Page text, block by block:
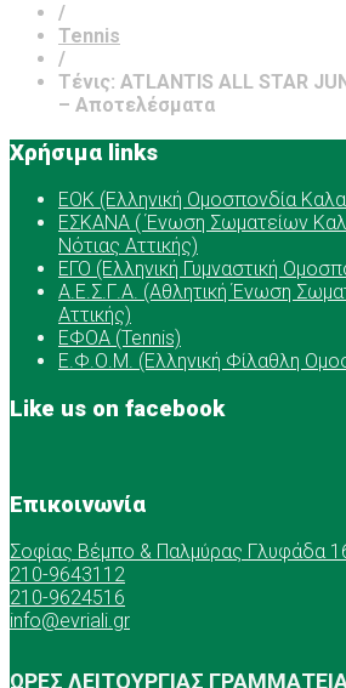
/
Tennis
/
Τένις: ATLANTIS ALL STAR
– Αποτελέσματα
Χρήσιμα links
ΕOK (Ελληνική Ομοσπονδία
ΕΣΚΑΝΑ ( Ένωση Σωματείων
Νότιας Αττικής)
ΕΓΟ (Ελληνική Γυμναστική
Α.Ε.Σ.Γ.Α. (Αθλητική Ένωση
Αττικής)
ΕΦΟΑ (Tennis)
Ε.Φ.Ο.Μ. (Ελληνική Φίλαθλη
Like us on facebook
Επικοινωνία
Σοφίας Βέμπο & Παλμύρας Γλυφάδα
210-9643112
210-9624516
info@evriali.gr
ΩΡΕΣ ΛΕΙΤΟΥΡΓΙΑΣ